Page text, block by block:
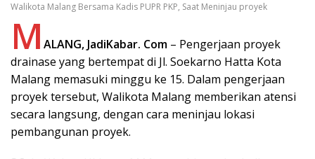
Walikota Malang Bersama Kadis PUPR PKP, Saat Meninjau proyek
M ALANG, JadiKabar. Com – Pengerjaan proyek
drainase yang bertempat di Jl. Soekarno Hatta Kota
Malang memasuki minggu ke 15. Dalam pengerjaan
proyek tersebut, Walikota Malang memberikan atensi
secara langsung, dengan cara meninjau lokasi
pembangunan proyek.